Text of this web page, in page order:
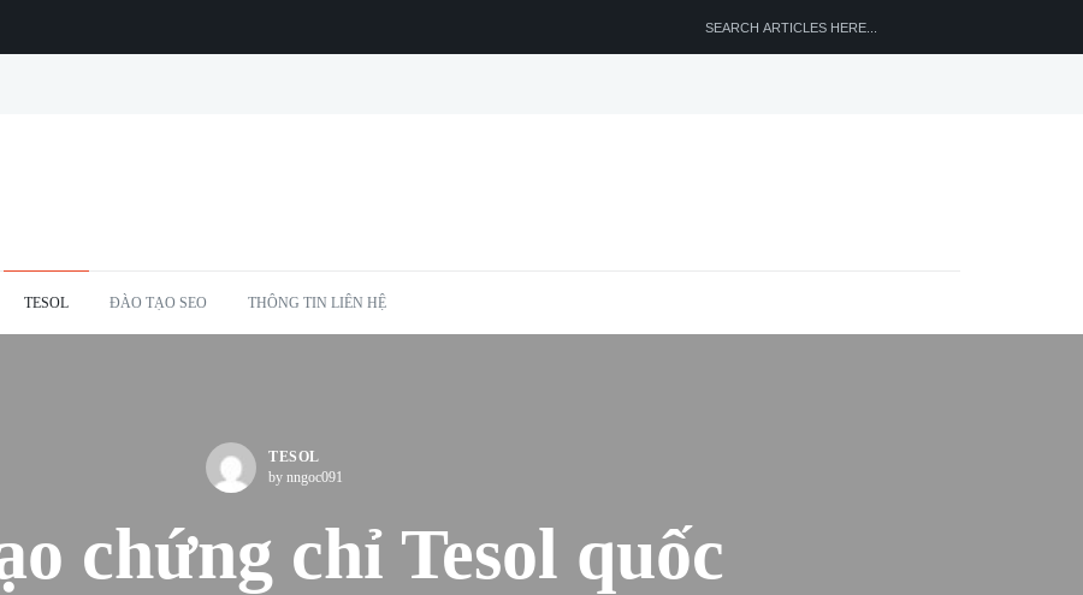
TESOL ĐÀO TẠO SEO THÔNG TIN LIÊN HỆ
TESOL
by nngoc091
chứng chỉ Tesol quốc